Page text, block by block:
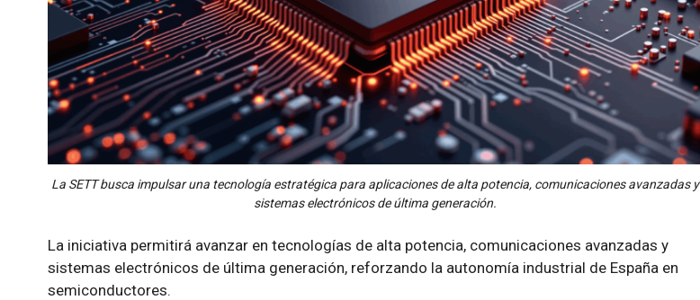
La SETT busca impulsar una tecnología estratégica para aplicaciones de alta potencia, comunicaciones avanzadas y
sistemas electrónicos de última generación.
La iniciativa permitirá avanzar en tecnologías de alta potencia, comunicaciones avanzadas y
sistemas electrónicos de última generación, reforzando la autonomía industrial de España en
semiconductores.